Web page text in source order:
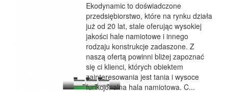
Ekodynamic to doświadczone
przedsiębiorstwo, które na rynku działa
już od 20 lat, stale oferując wysokiej
jakości hale namiotowe i innego
rodzaju konstrukcje zadaszone. Z
naszą ofertą powinni bliżej zapoznać
się ci klienci, których obiektem
zainteresowania jest tania i wysoce
funkcjonalna hala namiotowa. C...